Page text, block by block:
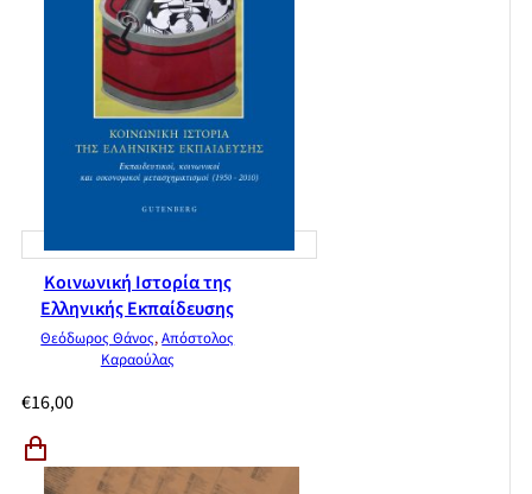
Κοινωνική Ιστορία της
Ελληνικής Εκπαίδευσης
Θεόδωρος Θάνος,Απόστολος
Καραούλας
€16,00